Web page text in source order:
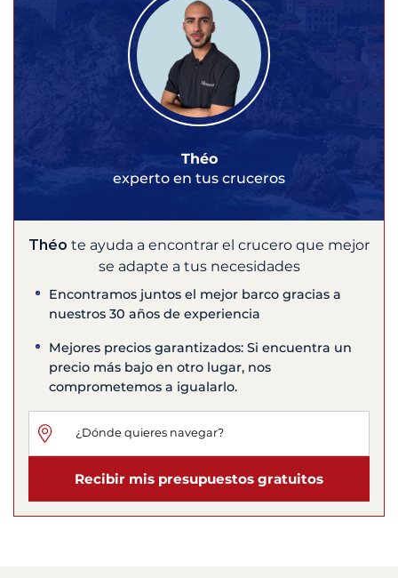
Théo
experto en tus cruceros
Théo te ayuda a encontrar el crucero que mejor
se adapte a tus necesidades
Encontramos juntos el mejor barco gracias a
nuestros 30 años de experiencia
Mejores precios garantizados: Si encuentra un
precio más bajo en otro lugar, nos
comprometemos a igualarlo.
Recibir mis presupuestos gratuitos